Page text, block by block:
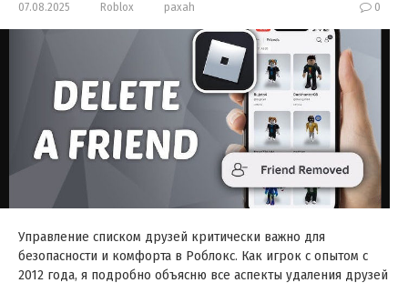
07.08.2025 Roblox paxah 0
Управление списком друзей критически важно для
безопасности и комфорта в Роблокс. Как игрок с опытом с
2012 года, я подробно объясню все аспекты удаления друзей